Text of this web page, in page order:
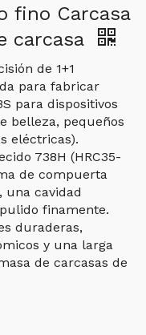
fino Carcasa
carcasa
de 1+1
para fabricar
para dispositivos
belleza, pequeños
eléctricas).
738H (HRC35-
de compuerta
una cavidad
finamente.
duraderas,
y una larga
de carcasas de